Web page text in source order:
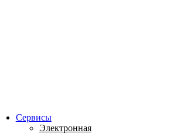
Сервисы
Электронная